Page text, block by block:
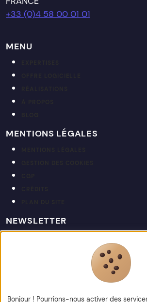
+33 (0)4 58 00 01 01
MENU
MENTIONS LÉGALES
NEWSLETTER
Restez informé de nos actualités et projets.
Bonjour ! Pourrions-nous activer des